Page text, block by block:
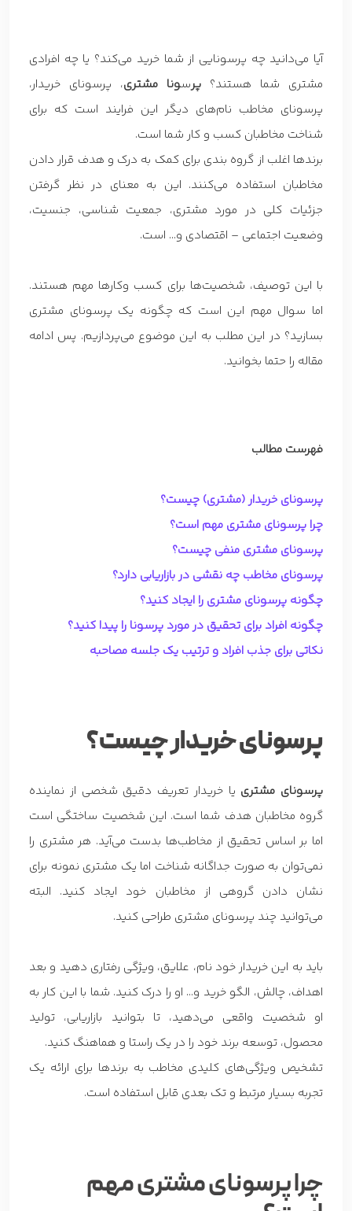
آیا می‌دانید چه پرسونایی از شما خرید می‌کند؟ یا چه افرادی
مشتری شما هستند؟ پرسونا مشتری، پرسونای خریدار،
پرسونای مخاطب نام‌های دیگر این فرایند است که برای
شناخت مخاطبان کسب و کار شما است.
برندها اغلب از گروه بندی برای کمک به درک و هدف قرار دادن
مخاطبان استفاده می‌کنند. این به معنای در نظر گرفتن
جزئیات کلی در مورد مشتری، جمعیت شناسی، جنسیت،
وضعیت اجتماعی – اقتصادی و… است.
با این توصیف، شخصیت‌ها برای کسب وکارها مهم هستند.
اما سوال مهم این است که چگونه یک پرسونای مشتری
بسازید؟ در این مطلب به این موضوع می‌پردازیم. پس ادامه
مقاله را حتما بخوانید.
فهرست مطالب
پرسونای خریدار (مشتری) چیست؟
چرا پرسونای مشتری مهم است؟
پرسونای مشتری منفی چیست؟
پرسونای مخاطب چه نقشی در بازاریابی دارد؟
چگونه پرسونای مشتری را ایجاد کنید؟
چگونه افراد برای تحقیق در مورد پرسونا را پیدا کنید؟
نکاتی برای جذب افراد و ترتیب یک جلسه مصاحبه
پرسونای خریدار چیست؟
پرسونای مشتری یا خریدار تعریف دقیق شخصی از نماینده
گروه مخاطبان هدف شما است. این شخصیت ساختگی است
اما بر اساس تحقیق از مخاطب‌ها بدست می‌آید. هر مشتری را
نمی‌توان به صورت جداگانه شناخت اما یک مشتری نمونه برای
نشان دادن گروهی از مخاطبان خود ایجاد کنید. البته
می‌توانید چند پرسونای مشتری طراحی کنید.
باید به این خریدار خود نام، علایق، ویژگی رفتاری دهید و بعد
اهداف، چالش، الگو خرید و… او را درک کنید. شما با این کار به
او شخصیت واقعی می‌دهید، تا بتوانید بازاریابی، تولید
محصول، توسعه برند خود را در یک راستا و هماهنگ کنید.
تشخیص ویژگی‌های کلیدی مخاطب به برندها برای ارائه یک
تجربه بسیار مرتبط و تک بعدی قابل استفاده است.
چرا پرسونای مشتری مهم